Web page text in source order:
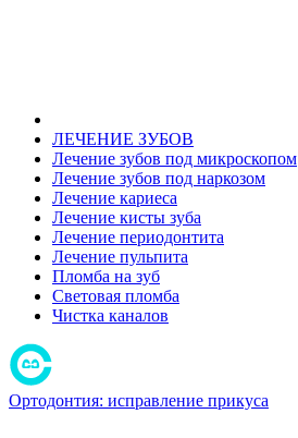
ЛЕЧЕНИЕ ЗУБОВ
Лечение зубов под микроскопом
Лечение зубов под наркозом
Лечение кариеса
Лечение кисты зуба
Лечение периодонтита
Лечение пульпита
Пломба на зуб
Световая пломба
Чистка каналов
Ортодонтия: исправление прикуса